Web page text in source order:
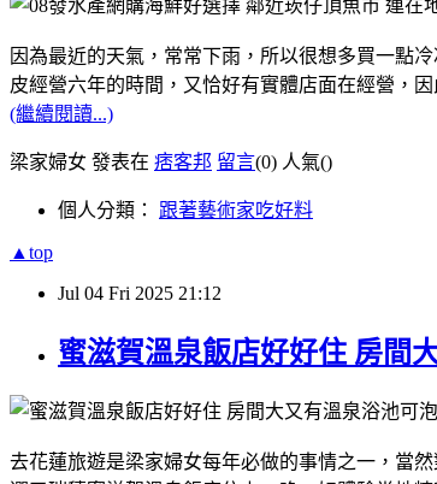
因為最近的天氣，常常下雨，所以很想多買一點
皮經營六年的時間，又恰好有實體店面在經營，
(繼續閱讀...)
梁家婦女 發表在 痞客邦 留言(0) 人氣()
個人分類： 跟著藝術家吃好料
▲top
Jul 04 Fri 2025 21:12
蜜滋賀溫泉飯店好好住 房間
去花蓮旅遊是梁家婦女每年必做的事情之一，當